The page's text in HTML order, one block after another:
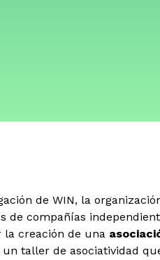
de WIN, la
de compañías
la creación de una
taller de asociatividad